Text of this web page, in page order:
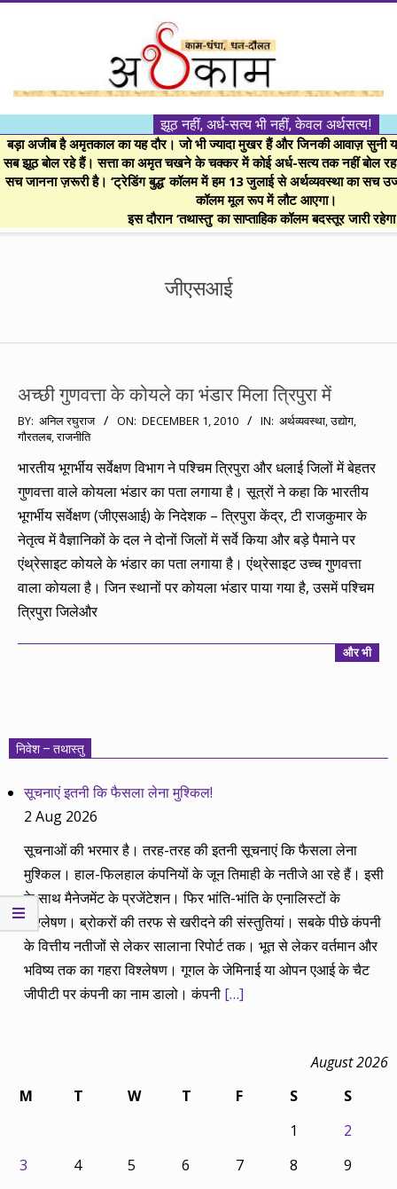
।।
अर्थकाम।।
BE
FINANCIALLY
झूठ नहीं, अर्ध-सत्य भी नहीं, केवल अर्थसत्य!
बड़ा अजीब है अमृतकाल का यह दौर। जो भी ज्यादा मुखर हैं और जिनकी आवाज़ सुनी
सब झूठ बोल रहे हैं। सत्ता का अमृत चखने के चक्कर में कोई अर्ध-सत्य तक नहीं बोल
सच जानना ज़रूरी है। ‘ट्रेडिंग बुद्ध’ कॉलम में हम 13 जुलाई से अर्थव्यवस्था का सच
कॉलम मूल रूप में लौट आएगा।
इस दौरान ‘तथास्तु’ का साप्ताहिक कॉलम बदस्तूर जारी
जीएसआई
अच्छी गुणवत्ता के कोयले का भंडार मिला त्रिपुरा में
2010-
12-
01
BY: अनिल रघुराज ON: DECEMBER 1, 2010 IN: अर्थव्यवस्था,उद्योग,
गौरतलब,राजनीति
भारतीय भूगर्भीय सर्वेक्षण विभाग ने पश्चिम त्रिपुरा और धलाई जिलों में बेहतर
गुणवत्ता वाले कोयला भंडार का पता लगाया है। सूत्रों ने कहा कि भारतीय
भूगर्भीय सर्वेक्षण (जीएसआई) के निदेशक – त्रिपुरा केंद्र, टी राजकुमार के
नेतृत्व में वैज्ञानिकों के दल ने दोनों जिलों में सर्वे किया और बड़े पैमाने पर
एंथ्रेसाइट कोयले के भंडार का पता लगाया है। एंथ्रेसाइट उच्च गुणवत्ता
वाला कोयला है। जिन स्थानों पर कोयला भंडार पाया गया है, उसमें पश्चिम
त्रिपुरा जिलेऔर
और भी
निवेश – तथास्तु
सूचनाएं इतनी कि फैसला लेना मुश्किल!
2 Aug 2026
सूचनाओं की भरमार है। तरह-तरह की इतनी सूचनाएं कि फैसला लेना
मुश्किल। हाल-फिलहाल कंपनियों के जून तिमाही के नतीजे आ रहे हैं। इसी
के साथ मैनेजमेंट के प्रजेंटेशन। फिर भांति-भांति के एनालिस्टों के
विश्लेषण। ब्रोकरों की तरफ से खरीदने की संस्तुतियां। सबके पीछे कंपनी
के वित्तीय नतीजों से लेकर सालाना रिपोर्ट तक। भूत से लेकर वर्तमान और
भविष्य तक का गहरा विश्लेषण। गूगल के जेमिनाई या ओपन एआई के चैट
जीपीटी पर कंपनी का नाम डालो। कंपनी […]
August 2026
M
T W T F S
S
1
2
3
4 5 6 7 8
9